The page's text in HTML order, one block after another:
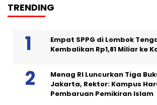
TRENDING
Empat SPPG di Lombok
Kembalikan Rp1,81 Miliar ke
Menag RI Luncurkan Tiga
Jakarta, Rektor: Kampus
Pembaruan Pemikiran Islam